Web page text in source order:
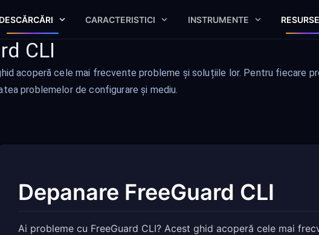
DESCĂRCĂRI CARACTERISTICI INSTRUMENTE RESURSE
CLI
acoperă cele mai frecvente probleme și soluțiile lor. Pentru fiecare
problemelor de configurare și mediu.
Depanare FreeGuard CLI
Ai probleme cu FreeGuard CLI? Acest ghid acoperă cele mai